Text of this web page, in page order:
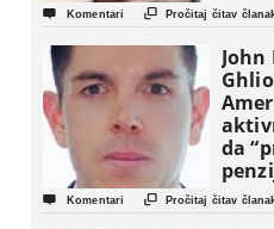
 Komentari  Pročitaj čitav
John
da
 Komentari  Pročitaj čitav